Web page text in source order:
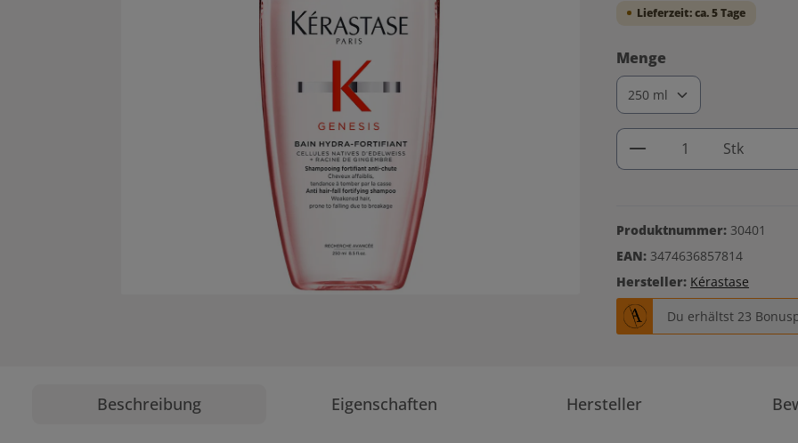
Lieferzeit: ca. 5 Tage
Menge
Produkt Anzahl:
Stk
Produktnummer: 30401
EAN: 3474636857814
Hersteller: Kérastase
Du erhältst 23
Beschreibung Eigenschaften Hersteller